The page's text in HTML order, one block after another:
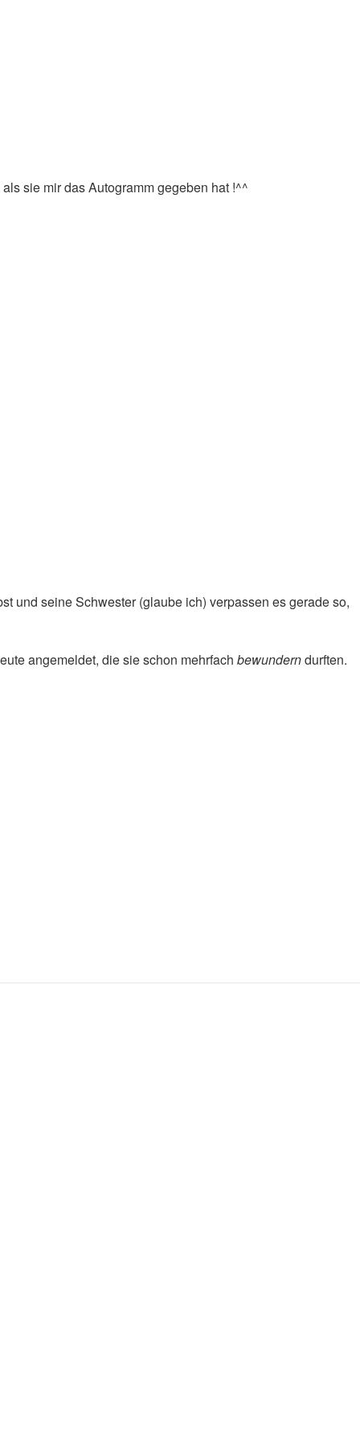
sie mir das Autogramm gegeben hat !^^
und seine Schwester (glaube ich) verpassen es gerade so,
angemeldet, die sie schon mehrfach bewunderndurften.